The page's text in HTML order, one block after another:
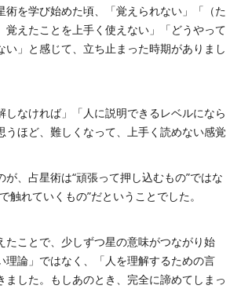
術を学び始めた頃、「覚えられない」「（た
覚えたことを上手く使えない」「どうやって
い」と感じて、立ち止まった時期がありまし
しなければ」「人に説明できるレベルになら
うほど、難しくなって、上手く読めない感覚
が、占星術は“頑張って押し込むもの”ではな
触れていくもの”だということでした。
たことで、少しずつ星の意味がつながり始
理論」ではなく、「人を理解するための言
ました。もしあのとき、完全に諦めてしまっ